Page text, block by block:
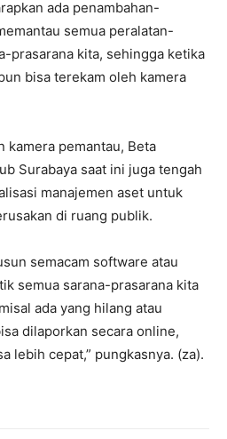
ada penambahan-
semua peralatan-
prasarana kita, sehingga ketika
bisa terekam oleh kamera
kamera pemantau, Beta
Surabaya saat ini juga tengah
manajemen aset untuk
di ruang publik.
semacam software atau
semua sarana-prasarana kita
ada yang hilang atau
dilaporkan secara online,
lebih cepat,” pungkasnya. (za).